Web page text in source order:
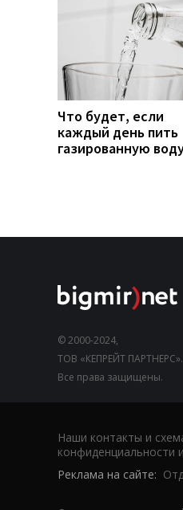
Что будет, если
каждый день пить
газированную
© 2000-2024,
ТОВ «КЕПРЕЙТ ПАРТНЕРС».
Все права защищены.
Наши контакты и
конфиденциальности
Реклама на сайте: